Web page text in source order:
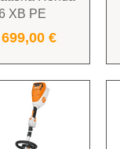
XB PE
699,00 €